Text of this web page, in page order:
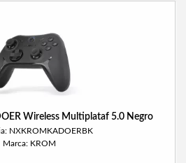
Wireless Multiplataf 5.0 Negro
NXKROMKADOERBK
Marca: KROM